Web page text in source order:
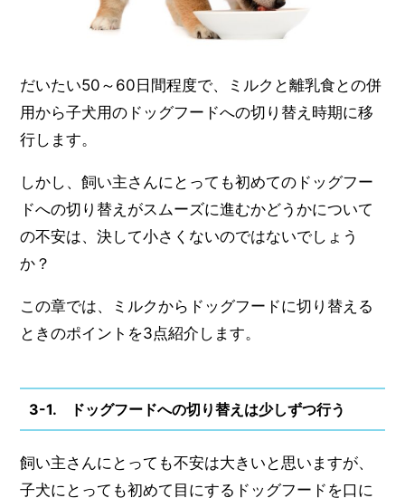
だいたい50～60日間程度で、ミルクと離乳食との併
用から子犬用のドッグフードへの切り替え時期に移
行します。
しかし、飼い主さんにとっても初めてのドッグフー
ドへの切り替えがスムーズに進むかどうかについて
の不安は、決して小さくないのではないでしょう
か？
この章では、ミルクからドッグフードに切り替える
ときのポイントを3点紹介します。
3-1. ドッグフードへの切り替えは少しずつ行う
飼い主さんにとっても不安は大きいと思いますが、
子犬にとっても初めて目にするドッグフードを口に